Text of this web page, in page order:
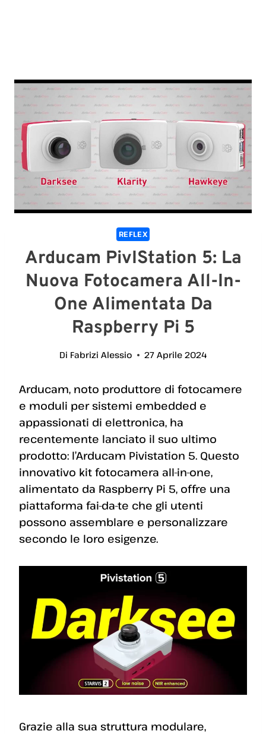
REFLEX
Arducam PivIStation 5: La
Nuova Fotocamera All-In-
One Alimentata Da
Raspberry Pi 5
Di Fabrizi Alessio 27 Aprile 2024
Arducam, noto produttore di fotocamere
e moduli per sistemi embedded e
appassionati di elettronica, ha
recentemente lanciato il suo ultimo
prodotto: l’Arducam Pivistation 5. Questo
innovativo kit fotocamera all-in-one,
alimentato da Raspberry Pi 5, offre una
piattaforma fai-da-te che gli utenti
possono assemblare e personalizzare
secondo le loro esigenze.
Grazie alla sua struttura modulare,